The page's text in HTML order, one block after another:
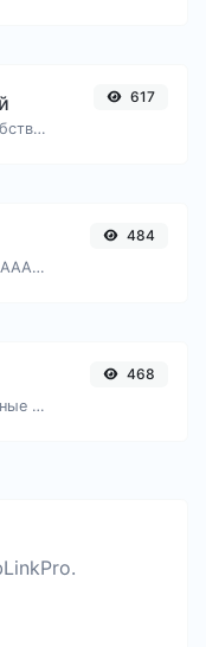
Легко создайте свою собственную подпись и скачайте её без труда.
617
Найдите DNS-записи A, AAAA, CNAME, MX, NS, TXT, SOA хоста.
484
Получить приблизительные данные об IP.
468